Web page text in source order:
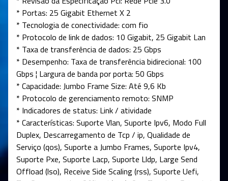
* Portas: 25 Gigabit Ethernet X 2
* Tecnologia de conectividade: com fio
* Protocolo de link de dados: 10 Gigabit, 25 Gigabit Lan
* Taxa de transferência de dados: 25 Gbps
* Desempenho: Taxa de transferência bidirecional: 100
Gbps ¦ Largura de banda por porta: 50 Gbps
* Capacidade: Jumbo Frame Size: Até 9,6 Kb
* Protocolo de gerenciamento remoto: SNMP
* Indicadores de status: Link / atividade
* Características: Suporte Vlan, Suporte Ipv6, Modo Full
Duplex, Descarregamento de Tcp / ip, Qualidade de
Serviço (qos), Suporte a Jumbo Frames, Suporte Ipv4,
Suporte Pxe, Suporte Lacp, Suporte Lldp, Large Send
Offload (lso), Receive Side Scaling (rss), Suporte Uefi,